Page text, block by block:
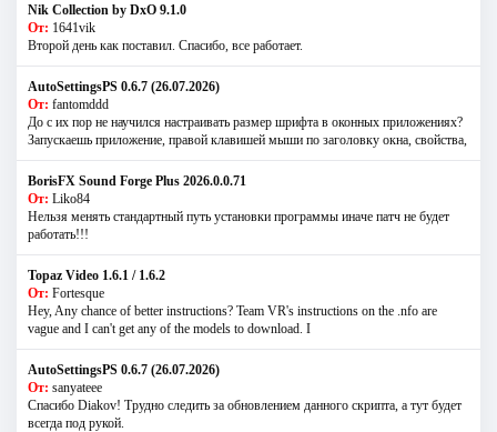
Nik Collection by DxO 9.1.0
От: 1641vik
Второй день как поставил. Спасибо, все работает.
AutoSettingsPS 0.6.7 (26.07.2026)
От: fantomddd
До с их пор не научился настраивать размер шрифта в оконных приложениях?
Запускаешь приложение, правой клавишей мыши по заголовку окна, свойства,
BorisFX Sound Forge Plus 2026.0.0.71
От: Liko84
Нельзя менять стандартный путь установки программы иначе патч не будет
работать!!!
Topaz Video 1.6.1 / 1.6.2
От: Fortesque
Hey, Any chance of better instructions? Team VR's instructions on the .nfo are
vague and I can't get any of the models to download. I
AutoSettingsPS 0.6.7 (26.07.2026)
От: sanyateee
Спасибо Diakov! Трудно следить за обновлением данного скрипта, а тут будет
всегда под рукой.